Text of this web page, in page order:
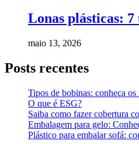
Lonas plásticas: 7
maio 13, 2026
Posts recentes
Tipos de bobinas: conheça
O que é ESG?
Saiba como fazer cobertura
Embalagem para gelo:
Plástico para embalar sofá: